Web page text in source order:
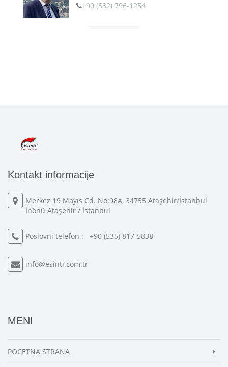
+90 (532) 796-1254
Kontakt informacije
Merkez 19 Mayıs Cd. No:98A, 34755 Ataşehir/İstanbul
İnönü Ataşehir / İstanbul
Poslovni telefon : +90 (535) 817-5838
info@esinti.com.tr
MENI
POCETNA STRANA